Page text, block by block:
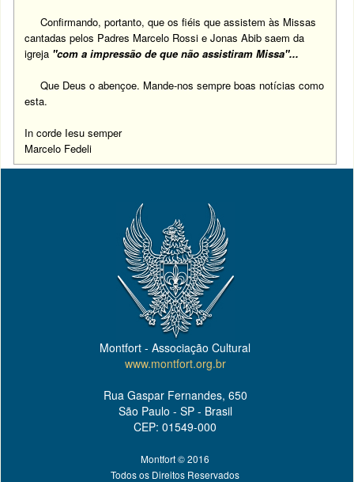
Confirmando, portanto, que os fiéis que assistem às Missas
cantadas pelos Padres Marcelo Rossi e Jonas Abib saem da
igreja "com a impressão de que não assistiram Missa"...
Que Deus o abençoe. Mande-nos sempre boas notícias como
esta.
In corde Iesu semper
Marcelo Fedeli
Montfort - Associação Cultural
www.montfort.org.br
Rua Gaspar Fernandes, 650
São Paulo - SP - Brasil
CEP: 01549-000
Montfort © 2016
Todos os Direitos Reservados